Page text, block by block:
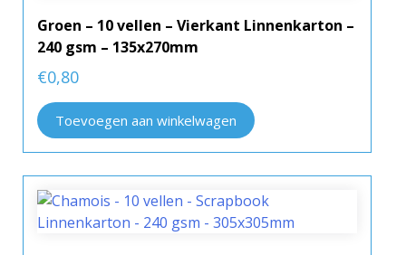
Groen – 10 vellen – Vierkant Linnenkarton –
240 gsm – 135x270mm
€0,80
Toevoegen aan winkelwagen